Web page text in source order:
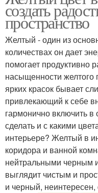
Интерьер в желтых
тонах
Ванная комната
создать
пространство
Желтый - один из
количествах он дает
помогает продуктивно
насыщенности желтого
ярких красок бывает
привлекающий к себе
гармонично включить в
сделать и с какими
интерьере? Желтый в
коридора и ванной
нейтральными черным
выглядит чистым и
и черный,